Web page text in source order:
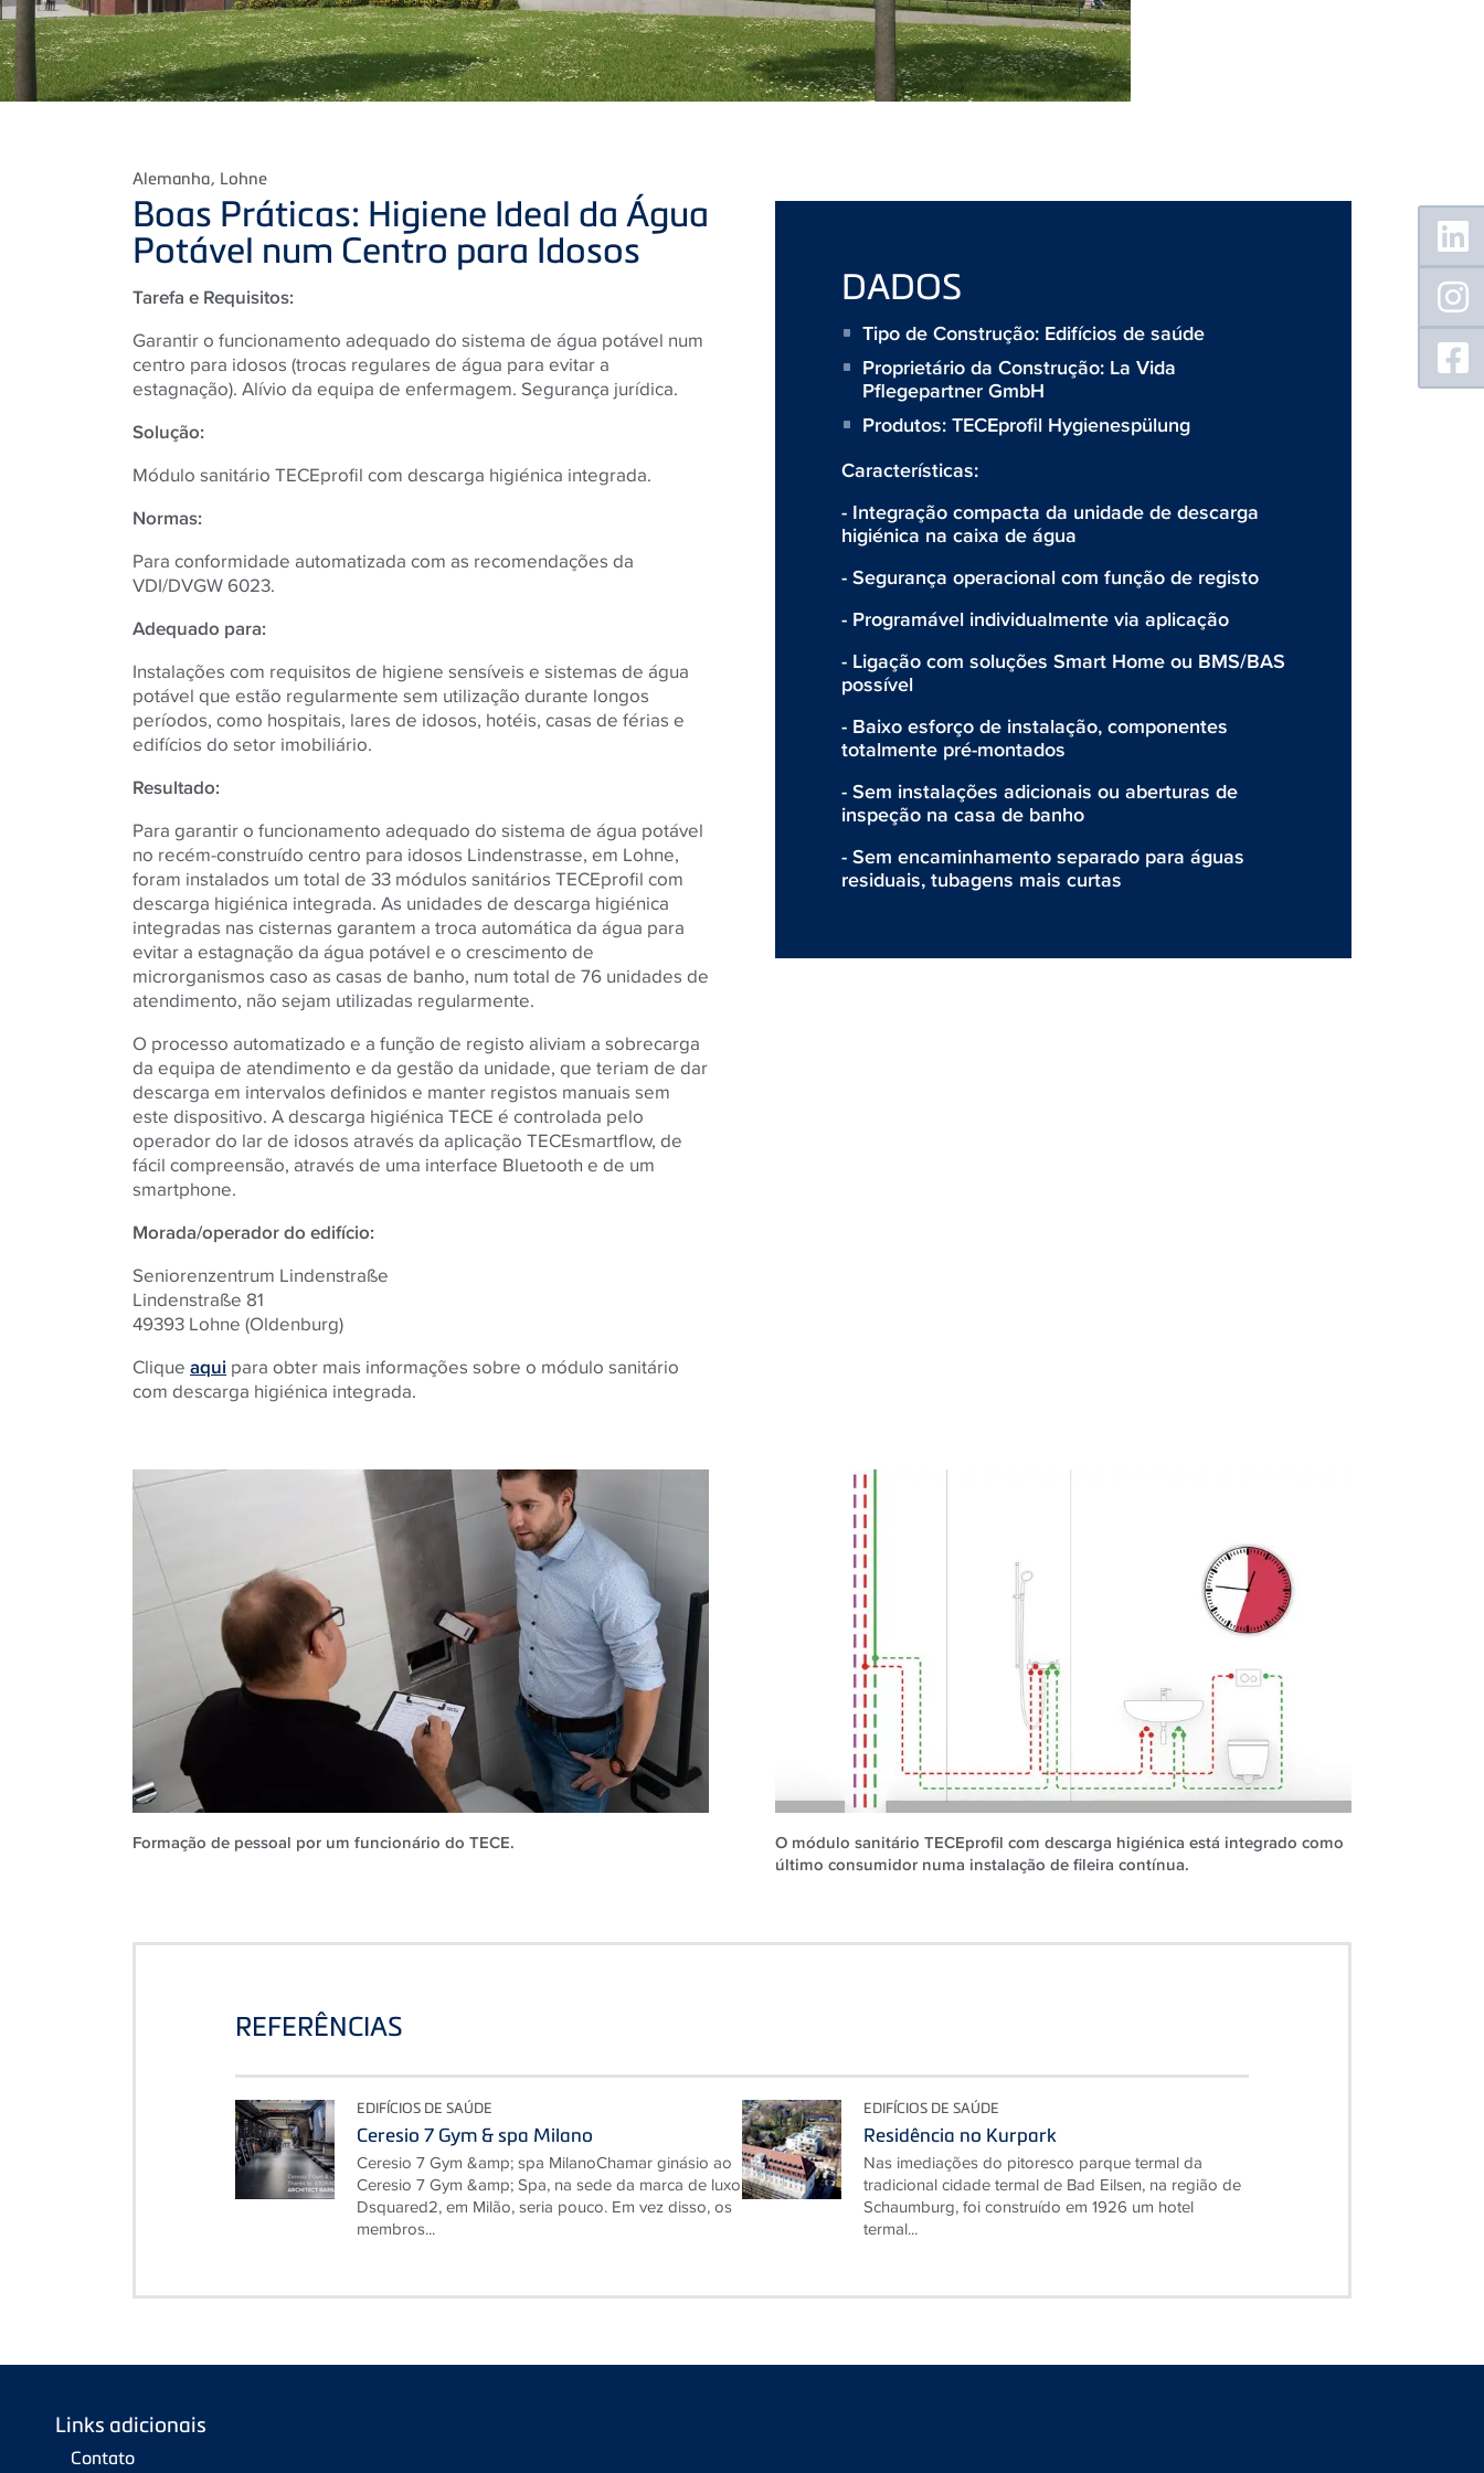
Alemanha, Lohne
Boas Práticas: Higiene Ideal da Água
Potável num Centro para Idosos
Tarefa e Requisitos:
Garantir o funcionamento adequado do sistema de água potável num
centro para idosos (trocas regulares de água para evitar a
estagnação). Alívio da equipa de enfermagem. Segurança jurídica.
Solução:
Módulo sanitário TECEprofil com descarga higiénica integrada.
Normas:
Para conformidade automatizada com as recomendações da
VDI/DVGW 6023.
Adequado para:
Instalações com requisitos de higiene sensíveis e sistemas de água
potável que estão regularmente sem utilização durante longos
períodos, como hospitais, lares de idosos, hotéis, casas de férias e
edifícios do setor imobiliário.
Resultado:
Para garantir o funcionamento adequado do sistema de água potável
no recém-construído centro para idosos Lindenstrasse, em Lohne,
foram instalados um total de 33 módulos sanitários TECEprofil com
descarga higiénica integrada. As unidades de descarga higiénica
integradas nas cisternas garantem a troca automática da água para
evitar a estagnação da água potável e o crescimento de
microrganismos caso as casas de banho, num total de 76 unidades de
atendimento, não sejam utilizadas regularmente.
O processo automatizado e a função de registo aliviam a sobrecarga
da equipa de atendimento e da gestão da unidade, que teriam de dar
descarga em intervalos definidos e manter registos manuais sem
este dispositivo. A descarga higiénica TECE é controlada pelo
operador do lar de idosos através da aplicação TECEsmartflow, de
fácil compreensão, através de uma interface Bluetooth e de um
smartphone.
Morada/operador do edifício:
Seniorenzentrum Lindenstraße
Lindenstraße 81
49393 Lohne (Oldenburg)
Clique aqui para obter mais informações sobre o módulo sanitário
com descarga higiénica integrada.
DADOS
Tipo de Construção: Edifícios de saúde
Proprietário da Construção: La Vida
Pflegepartner GmbH
Produtos:TECEprofil Hygienespülung
Características:
- Integração compacta da unidade de descarga
higiénica na caixa de água
- Segurança operacional com função de registo
- Programável individualmente via aplicação
- Ligação com soluções Smart Home ou BMS/BAS
possível
- Baixo esforço de instalação, componentes
totalmente pré-montados
- Sem instalações adicionais ou aberturas de
inspeção na casa de banho
- Sem encaminhamento separado para águas
residuais, tubagens mais curtas
Formação de pessoal por um funcionário do TECE.
O módulo sanitário TECEprofil com descarga higiénica está integrado como
último consumidor numa instalação de fileira contínua.
REFERÊNCIAS
EDIFÍCIOS DE SAÚDE
Ceresio 7 Gym & spa Milano
Ceresio 7 Gym &amp; spa MilanoChamar ginásio ao
Ceresio 7 Gym &amp; Spa, na sede da marca de luxo
Dsquared2, em Milão, seria pouco. Em vez disso, os
membros...
EDIFÍCIOS DE SAÚDE
Residência no Kurpark
Nas imediações do pitoresco parque termal da
tradicional cidade termal de Bad Eilsen, na região de
Schaumburg, foi construído em 1926 um hotel
termal...
Links adicionais
Contato
Floating